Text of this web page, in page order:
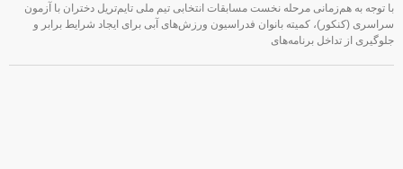
با توجه به هم‌زمانی مرحله نخست مسابقات انتخابی تیم ملی تایم‌تریل دختران با آزمون
سراسری (کنکور)، کمیته بانوان فدراسیون ورزش‌های آبی برای ایجاد شرایط برابر و
جلوگیری از تداخل برنامه‌های